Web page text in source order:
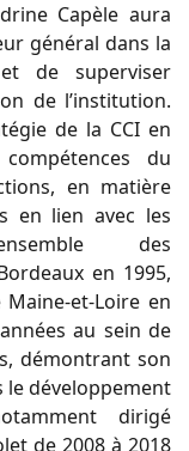
Capèle aura
général dans la
de superviser
de l’institution.
de la CCI en
du
en matière
en lien avec les
des
en 1995,
et-Loire en
au sein de
démontrant son
le développement
dirigé
de 2008 à 2018